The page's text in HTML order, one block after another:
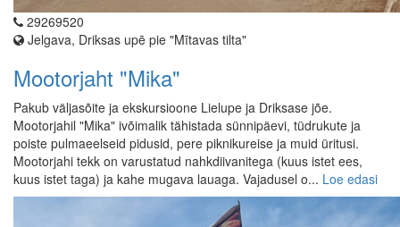
29269520
Jelgava, Driksas upē pie "Mītavas tilta"
Mootorjaht "Mika"
Pakub väljasõite ja ekskursioone Lielupe ja Driksase jõe.
Mootorjahil "Mika" ivõimalik tähistada sünnipäevi, tüdrukute ja
poiste pulmaeelseid pidusid, pere piknikureise ja muid üritusi.
Mootorjahi tekk on varustatud nahkdiivanitega (kuus istet ees,
kuus istet taga) ja kahe mugava lauaga. Vajadusel o... Loe edasi